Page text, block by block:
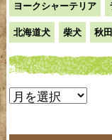
ヨークシャーテリア
北海道犬 柴犬 秋
ア
カ